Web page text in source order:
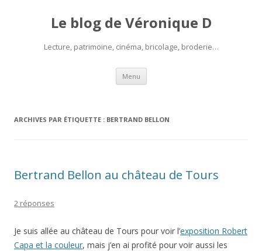
Le blog de Véronique D
Lecture, patrimoine, cinéma, bricolage, broderie…
Menu Aller
contenu
ARCHIVES PAR ÉTIQUETTE : BERTRAND BELLON
Bertrand Bellon au château de Tours
2 réponses
Je suis allée au château de Tours pour voir l’exposition Robert
Capa et la couleur, mais j’en ai profité pour voir aussi les